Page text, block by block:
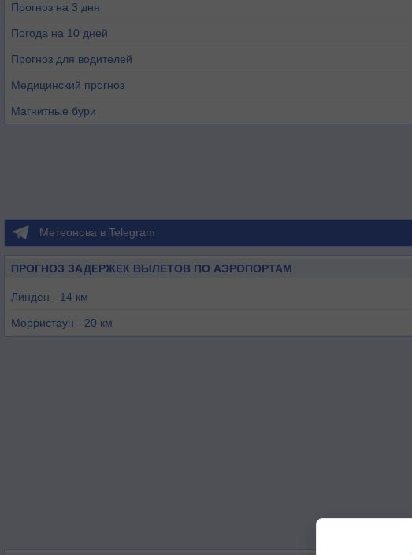
Прогноз на 3 дня
Погода на 10 дней
Прогноз для водителей
Медицинский прогноз
Магнитные бури
Метеонова в Telegram
ПРОГНОЗ ЗАДЕРЖЕК ВЫЛЕТОВ ПО АЭРОПОРТАМ
Линден - 14 км
Морристаун - 20 км